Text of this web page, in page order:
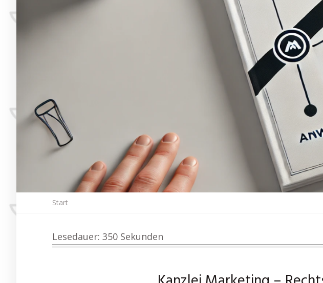
Start
Lesedauer: 350 Sekunden